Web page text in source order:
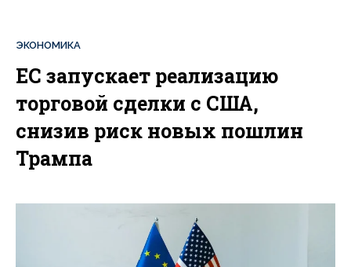
ЭКОНОМИКА
ЕС запускает реализацию
торговой сделки с США,
снизив риск новых пошлин
Трампа